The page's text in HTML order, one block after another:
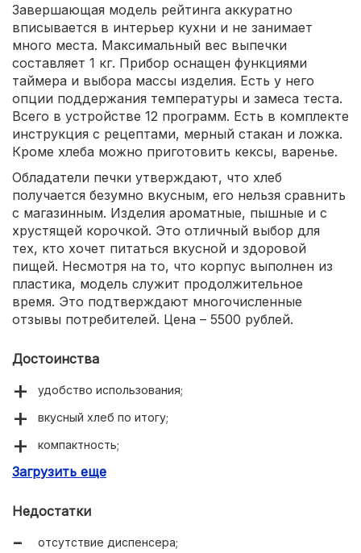
Завершающая модель рейтинга аккуратно
вписывается в интерьер кухни и не занимает
много места. Максимальный вес выпечки
составляет 1 кг. Прибор оснащен функциями
таймера и выбора массы изделия. Есть у него
опции поддержания температуры и замеса теста.
Всего в устройстве 12 программ. Есть в комплекте
инструкция с рецептами, мерный стакан и ложка.
Кроме хлеба можно приготовить кексы, варенье.
Обладатели печки утверждают, что хлеб
получается безумно вкусным, его нельзя сравнить
с магазинным. Изделия ароматные, пышные и с
хрустящей корочкой. Это отличный выбор для
тех, кто хочет питаться вкусной и здоровой
пищей. Несмотря на то, что корпус выполнен из
пластика, модель служит продолжительное
время. Это подтверждают многочисленные
отзывы потребителей. Цена – 5500 рублей.
Достоинства
удобство использования;
вкусный хлеб по итогу;
компактность;
функция отсрочки старта и поддержания тепла;
Загрузить еще
Недостатки
отсутствие диспенсера;